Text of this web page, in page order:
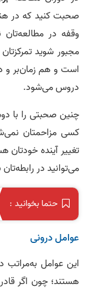
صحبت کنید که در
وقفه در مطالعه‌تان
مجبور شوید
است و هم زمان‌بر و
دروس می‌شود.
چنین صحبتی را با
کسی مزاحمتان
تغییر آینده
می‌توانید در
حتما بخوانید :
عوامل درونی
این عوامل
هستند؛ چون اگر